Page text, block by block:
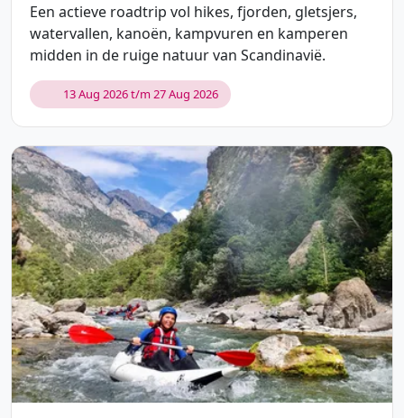
Een actieve roadtrip vol hikes, fjorden, gletsjers,
watervallen, kanoën, kampvuren en kamperen
midden in de ruige natuur van Scandinavië.
13 Aug 2026 t/m 27 Aug 2026